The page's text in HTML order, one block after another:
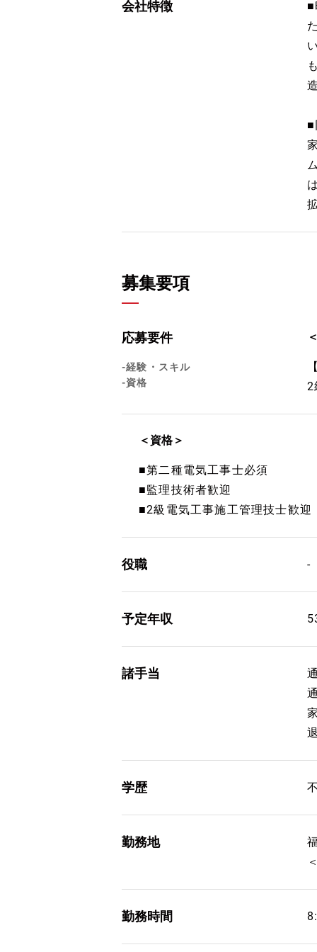
会社特徴
■
■
募集要項
応募要件
-経験・スキル
-資格
2
＜資格＞
■第二種電気工事士必須
■監理技術者歓迎
■2級電気工事施工管理技士歓迎
役職 -
予定年収
諸手当
学歴
勤務地
勤務時間